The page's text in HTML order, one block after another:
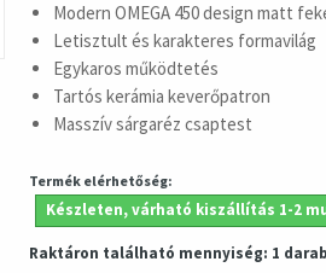
Modern OMEGA 450 design matt
Letisztult és karakteres formavilág
Egykaros működtetés
Tartós kerámia keverőpatron
Masszív sárgaréz csaptest
Termék elérhetőség:
Készleten, várható kiszállítás 1-2
Raktáron található mennyiség: 1 darab